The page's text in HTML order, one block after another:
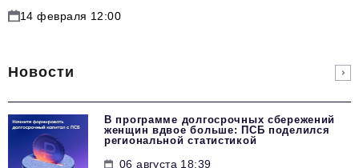
14 февраля 12:00
Новости
В программе долгосрочных сбережений
женщин вдвое больше: ПСБ поделился
региональной статистикой
06 августа 18:39